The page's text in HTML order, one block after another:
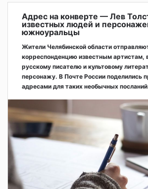
Адрес на конверте — Лев
известных людей и
южноуральцы
Жители Челябинской области
корреспонденцию известным артистам,
русскому писателю и культовому
персонажу. В Почте России поделились
адресами для таких необычных